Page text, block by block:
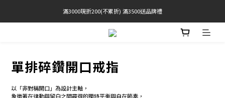
官網限定! 滿千免運(僅限台灣本島)
滿3000現折200(不累折) 滿3500送品牌禮
Free Shipping On Orders Over $2000 (TW Only)
單排碎鑽開口戒指
以「非對稱開口」為設計主軸，
象徵著在律動與留白之間尋得的獨特平衡與自在節奏，